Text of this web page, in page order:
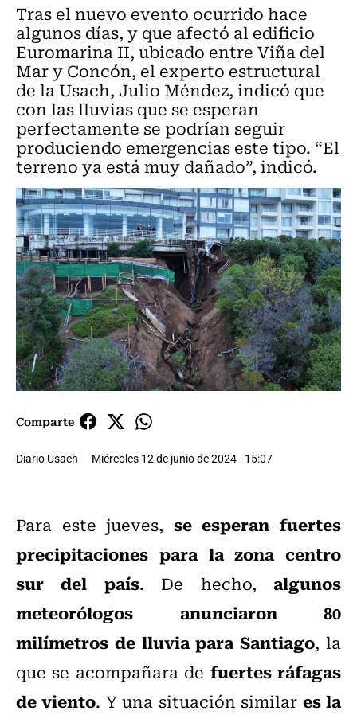
Tras el nuevo evento ocurrido hace
algunos días, y que afectó al edificio
Euromarina II, ubicado entre Viña del
Mar y Concón, el experto estructural
de la Usach, Julio Méndez, indicó que
con las lluvias que se esperan
perfectamente se podrían seguir
produciendo emergencias este tipo. “El
terreno ya está muy dañado”, indicó.
Comparte
Diario Usach Miércoles 12 de junio de 2024 - 15:07
Para este jueves, se esperan fuertes
precipitaciones para la zona centro
sur del país. De hecho,algunos
meteorólogos anunciaron 80
milímetros de lluvia para Santiago, la
que se acompañara de fuertes ráfagas
de viento. Y una situación similar es la